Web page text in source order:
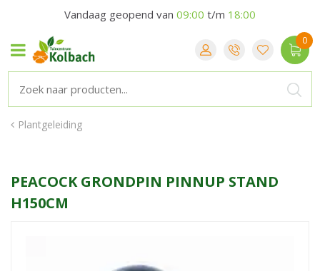
Plantgeleiding
Vandaag geopend van 09:00 t/m 18:00
PEACOCK GRONDPIN PINNUP STAND
H150CM